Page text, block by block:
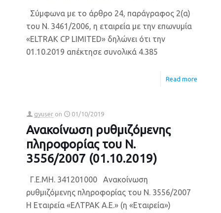
Σύμφωνα με το άρθρο 24, παράγραφος 2(α)
του Ν. 3461/2006, η εταιρεία με την επωνυμία
«ELTRAK CP LIMITED» δηλώνει ότι την
01.10.2019 απέκτησε συνολικά 4.385
Read more
gyuser on 01/10/2019
Ανακοίνωση ρυθμιζόμενης
πληροφορίας του Ν.
3556/2007 (01.10.2019)
Γ.Ε.ΜΗ. 341201000 Ανακοίνωση
ρυθμιζόμενης πληροφορίας του Ν. 3556/2007
Η Εταιρεία «ΕΛΤΡΑΚ Α.Ε.» (η «Εταιρεία»)